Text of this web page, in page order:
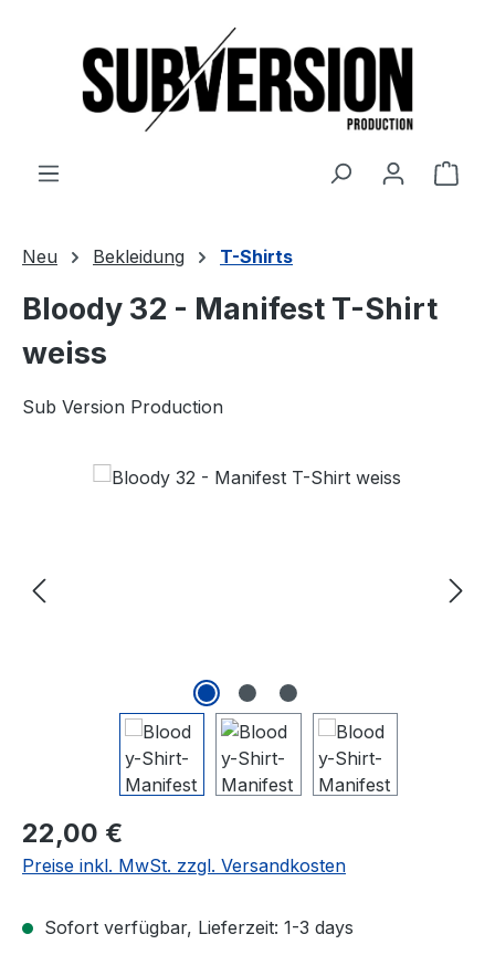
Neu Bekleidung T-Shirts
Bloody 32 - Manifest T-Shirt
weiss
Sub Version Production
Regulärer Preis:
22,00 €
Preise inkl. MwSt. zzgl. Versandkosten
Sofort verfügbar, Lieferzeit: 1-3 days